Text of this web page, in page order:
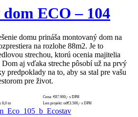
ECO – 104
domu prináša montovaný dom na
na rozlohe 88m2. Je to
strechou, ktorú ocenia majitelia
aj vďaka streche pôsobí už na prvý
predpoklady na to, aby sa stal pre vašu
pre život.
Cena: €87.900,- s DPH
8,0 m Len projekt: od€3.500,- s DPH